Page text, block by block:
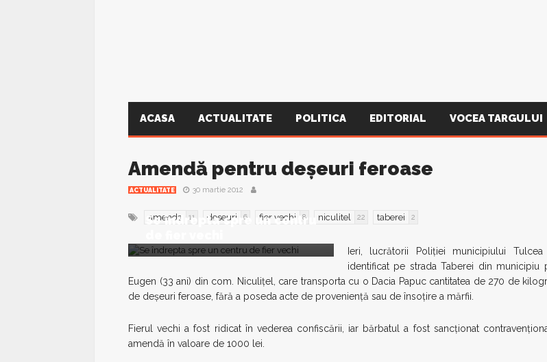
ACASA ACTUALITATE POLITICA EDITORIAL VOCEA TARGULUI
Amendă pentru deşeuri feroase
ACTUALITATE 30 martie 2012
amenda 11 deseuri 6 fier vechi 8 niculitel 22 taberei 2
Se îndrepta spre un centru
Ieri, lucrătorii Poliţiei municipiului Tulcea
identificat pe strada Taberei din municipiu
Eugen (33 ani) din com. Niculiţel, care transporta cu o Dacia Papuc cantitatea de 270 de
de deşeuri feroase, fără a poseda acte de provenienţă sau de însoţire a mărfii.
Fierul vechi a fost ridicat în vederea confiscării, iar bărbatul a fost sancţionat
amendă în valoare de 1000 lei.